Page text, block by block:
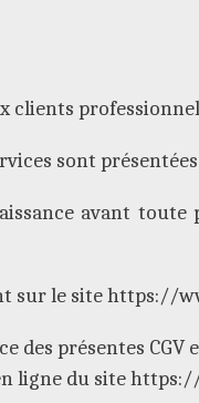
clients
sont
avant toute
sur le site
des présentes
ligne du site